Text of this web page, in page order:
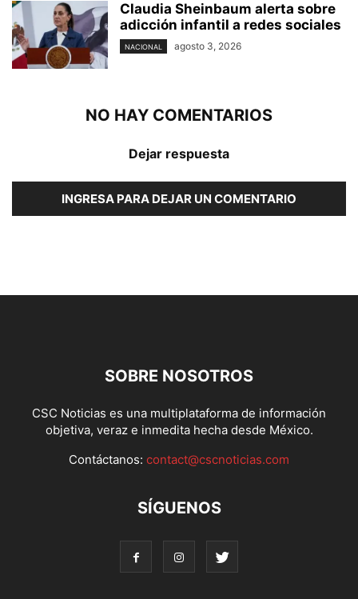
Claudia Sheinbaum alerta sobre
adicción infantil a redes sociales
NACIONAL agosto 3, 2026
NO HAY COMENTARIOS
Dejar respuesta
INGRESA PARA DEJAR UN COMENTARIO
SOBRE NOSOTROS
CSC Noticias es una multiplataforma de información
objetiva, veraz e inmedita hecha desde México.
Contáctanos: contact@cscnoticias.com
SÍGUENOS